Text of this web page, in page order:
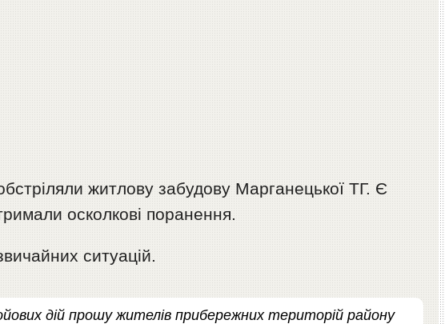
житлову забудову Марганецької ТГ. Є
осколкові поранення.
ситуацій.
дій прошу жителів прибережних територій району